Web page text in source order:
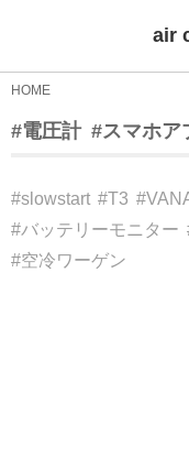
air
HOME
#電圧計 #スマホア
#slowstart #T3
#バッテリーモニター
#空冷ワーゲン